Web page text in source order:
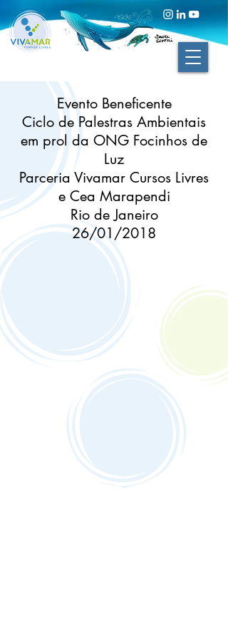
Evento Beneficente
Ciclo de Palestras Ambientais
em prol da ONG Focinhos de
Luz
Parceria Vivamar Cursos Livres
e Cea Marapendi
Rio de Janeiro
26/01/2018